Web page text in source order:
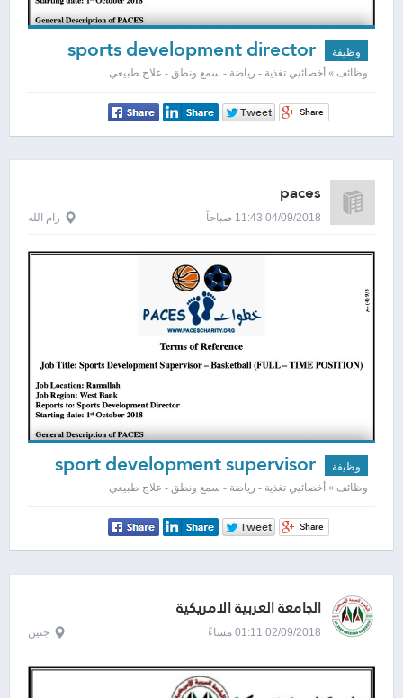
وظيفة
وظائف » أخصائيي تغذية - رياضة - سمع ونطق - علاج طبيعي
paces
04/09/2018 11:43 صباحاً رام الله
وظيفة
وظائف » أخصائيي تغذية - رياضة - سمع ونطق - علاج طبيعي
الجامعة العربية الامريكية
02/09/2018 01:11 مساءً جنين